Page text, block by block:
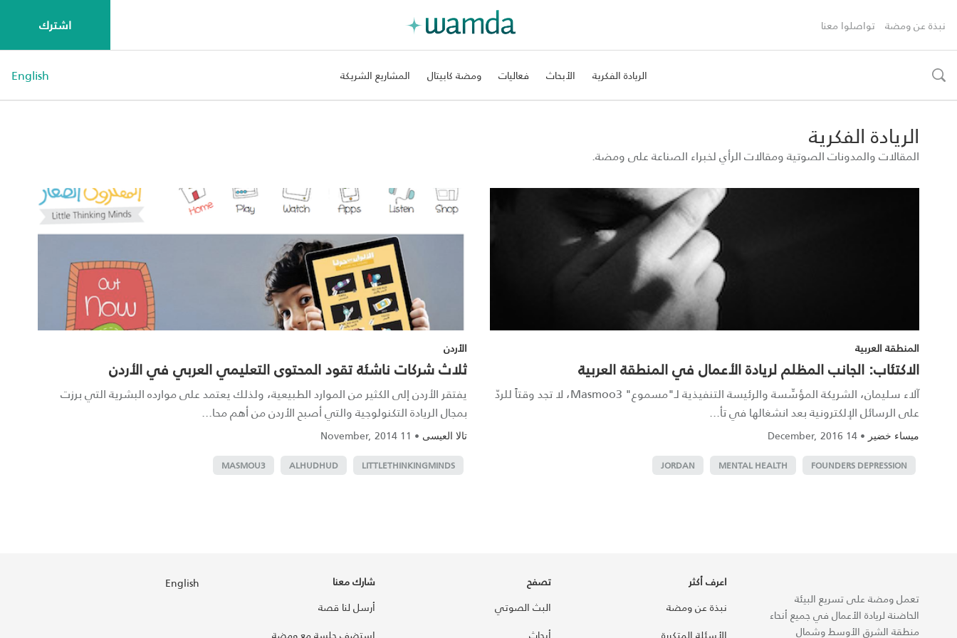
نبذة عن ومضة تواصلوا معنا اشترك
toggle
الريادة الفكرية الأبحاث فعاليات ومضة كابيتال المشاريع الشريكة English
الريادة الفكرية
المقالات والمدونات الصوتية ومقالات الرأي لخبراء الصناعة على ومضة.
المنطقة العربية
الاكتئاب: الجانب المظلم لريادة الأعمال في المنطقة العربية
آلاء سليمان، الشريكة المؤسِّسة والرئيسة التنفيذية لـ"مسموع" Masmoo3، لا تجد وقتاً للردّ
على الرسائل الإلكترونية بعد انشغالها في تأ...
ميساء خضير •
14 December, 2016
FOUNDERS DEPRESSION
MENTAL HEALTH
JORDAN
الأردن
ثلاث شركات ناشئة تقود المحتوى التعليمي العربي في الأردن
يفتقر الأردن إلى الكثير من الموارد الطبيعية، ولذلك يعتمد على موارده البشرية التي برزت
بمجال الريادة التكنولوجية والتي أصبح الأردن من أهم محا...
تالا العيسى •
11 November, 2014
LITTLETHINKINGMINDS
ALHUDHUD
MASMOU3
تعمل ومضة على تسريع البيئة
الحاضنة لريادة الأعمال في جميع أنحاء
منطقة الشرق الأوسط وشمال
اعرف أكثر
نبذة عن ومضة
تصفح
البث الصوتي
شارك معنا
أرسل لنا قصة
English